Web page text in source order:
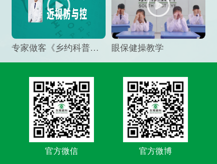
专家做客《乡约科普》栏目，预防孩子近视竟然这么“简单” 眼保健操教学
官方微信 官方微博